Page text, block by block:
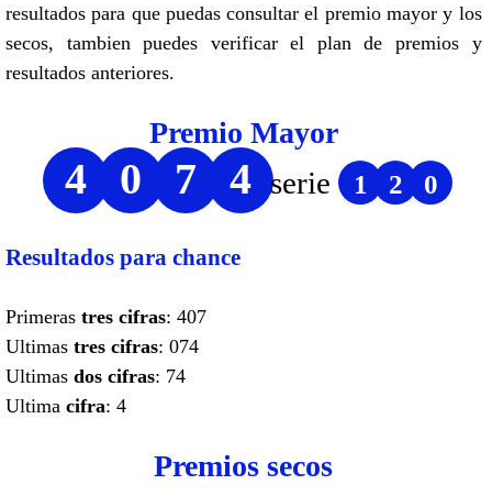
resultados para que puedas consultar el premio mayor y los
secos, tambien puedes verificar el plan de premios y
resultados anteriores.
Premio Mayor
4 0 7 4 serie 1 2 0
Resultados para chance
Primeras tres cifras: 407
Ultimas tres cifras: 074
Ultimas dos cifras: 74
Ultima cifra: 4
Premios secos